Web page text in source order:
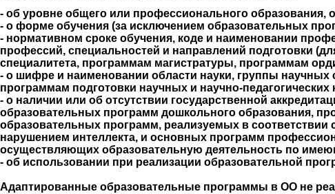
- об уровне общего или профессионального
- о форме обучения (за исключением образовательных
- нормативном сроке обучения, коде и наименовании
профессий, специальностей и направлений подготовки
специалитета, программам магистратуры, программам
- о шифре и наименовании области науки, группы
программам подготовки научных и научно-
- о наличии или об отсутствии государственной
образовательных программ дошкольного образования,
образовательных программ, реализуемых в
нарушением интеллекта, и основных программ
осуществляющих образовательную деятельность по
- об использовании при реализации образовательной
Адаптированные образовательные программы в ОО не